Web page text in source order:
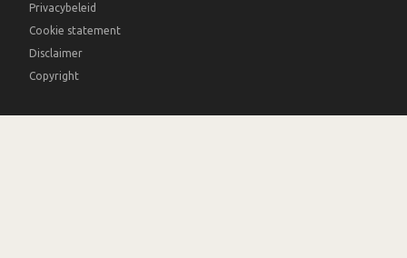
Privacybeleid
Cookie statement
Disclaimer
Copyright